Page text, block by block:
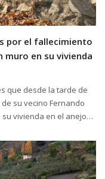
por el fallecimiento
muro en su vivienda
que desde la tarde de
su vecino Fernando
vivienda en el anejo